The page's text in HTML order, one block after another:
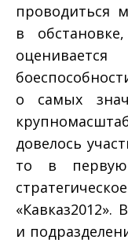
проводиться
в
о самых
довелось
то в первую
и